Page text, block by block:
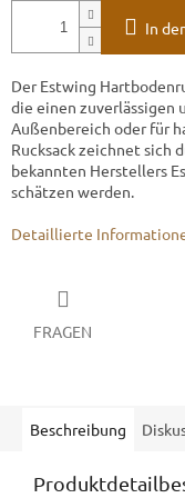
In
Der Estwing
die einen zuverlässigen
Außenbereich oder für
Rucksack zeichnet sich
bekannten Herstellers
schätzen werden.
Detaillierte
FRAGEN
Beschreibung